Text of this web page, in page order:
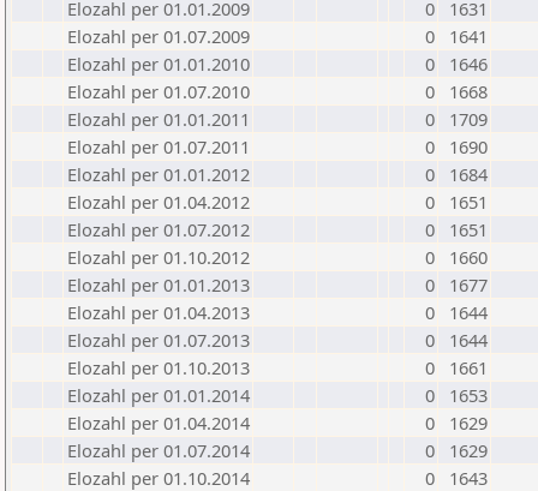
Elozahl per 01.01.2009
0
1631
Elozahl per 01.07.2009
0
1641
Elozahl per 01.01.2010
0
1646
Elozahl per 01.07.2010
0
1668
Elozahl per 01.01.2011
0
1709
Elozahl per 01.07.2011
0
1690
Elozahl per 01.01.2012
0
1684
Elozahl per 01.04.2012
0
1651
Elozahl per 01.07.2012
0
1651
Elozahl per 01.10.2012
0
1660
Elozahl per 01.01.2013
0
1677
Elozahl per 01.04.2013
0
1644
Elozahl per 01.07.2013
0
1644
Elozahl per 01.10.2013
0
1661
Elozahl per 01.01.2014
0
1653
Elozahl per 01.04.2014
0
1629
Elozahl per 01.07.2014
0
1629
Elozahl per 01.10.2014
0
1643